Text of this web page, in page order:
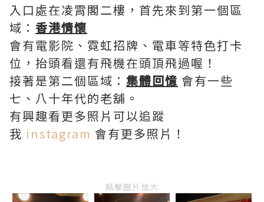
入口處在凌霄閣二樓，首先來到第一個區
域： 香港情懷
會有電影院、霓虹招牌、電車等特色打卡
位，抬頭看還有飛機在頭頂飛過喔！
接著是第二個區域： 集體回憶 會有一些
七、八十年代的老舖。
有興趣看更多照片可以追蹤
我 instagram 會有更多照片！
點擊圖片放大